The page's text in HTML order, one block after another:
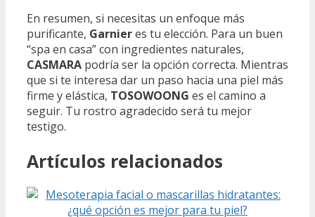
En resumen, si necesitas un enfoque más
purificante, Garnieres tu elección. Para un buen
“spa en casa” con ingredientes naturales,
CASMARA podría ser la opción correcta. Mientras
que si te interesa dar un paso hacia una piel más
firme y elástica, TOSOWOONG es el camino a
seguir. Tu rostro agradecido será tu mejor
testigo.
Artículos relacionados